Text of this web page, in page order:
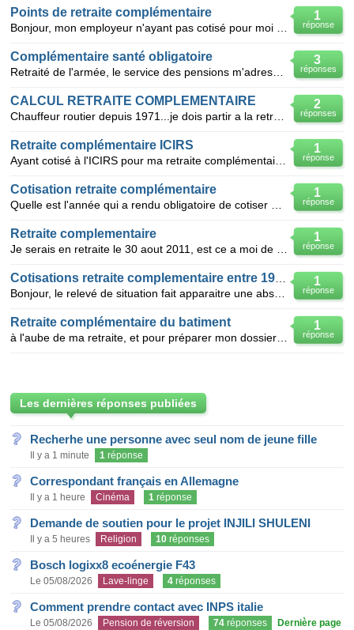
1
réponse
Points de retraite complémentaire
3
réponses
Complémentaire santé obligatoire
2
réponses
CALCUL RETRAITE COMPLEMENTAIRE
1
réponse
Retraite complémentaire ICIRS
1
réponse
Cotisation retraite complémentaire
1
réponse
Retraite complementaire
1
réponse
1
réponse
Retraite complémentaire du batiment
Les dernières réponses publiées
Recherhe une personne avec seul nom de jeune fille
Il y a 1 minute 1 réponse
Correspondant français en Allemagne
Il y a 1 heure Cinéma 1 réponse
Demande de soutien pour le projet INJILI SHULENI
Il y a 5 heures Religion 10 réponses
Bosch logixx8 ecoénergie F43
Le 05/08/2026 Lave-linge 4 réponses
Comment prendre contact avec INPS italie
Le 05/08/2026 Pension de réversion 74 réponses Dernière page